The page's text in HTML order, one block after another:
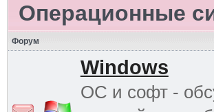
Операционные
Форум
Windows
ОС и софт -